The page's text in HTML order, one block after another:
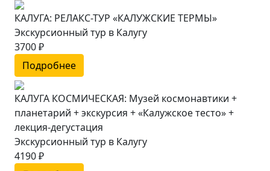
КАЛУГА: РЕЛАКС-ТУР «КАЛУЖСКИЕ ТЕРМЫ»
Экскурсионный тур в Калугу
3700 ₽
Подробнее
КАЛУГА КОСМИЧЕСКАЯ: Музей космонавтики +
планетарий + экскурсия + «Калужское тесто» +
лекция-дегустация
Экскурсионный тур в Калугу
4190 ₽